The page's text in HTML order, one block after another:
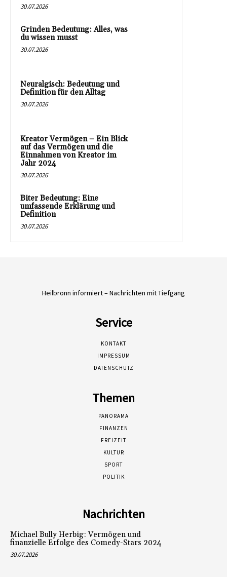
30.07.2026
Grinden Bedeutung: Alles, was
du wissen musst
30.07.2026
Neuralgisch: Bedeutung und
Definition für den Alltag
30.07.2026
Kreator Vermögen – Ein Blick
auf das Vermögen und die
Einnahmen von Kreator im
Jahr 2024
30.07.2026
Biter Bedeutung: Eine
umfassende Erklärung und
Definition
30.07.2026
Heilbronn informiert – Nachrichten mit Tiefgang
Service
KONTAKT
IMPRESSUM
DATENSCHUTZ
Themen
PANORAMA
FINANZEN
FREIZEIT
KULTUR
SPORT
POLITIK
Nachrichten
Michael Bully Herbig: Vermögen und
finanzielle Erfolge des Comedy-Stars 2024
30.07.2026